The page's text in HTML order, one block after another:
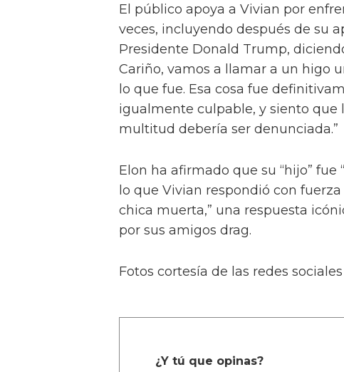
El público apoya a Vivian por
veces, incluyendo después de su
Presidente Donald Trump,
Cariño, vamos a llamar a un higo
lo que fue. Esa cosa fue
igualmente culpable, y siento que
multitud debería ser denunciada.”
Elon ha afirmado que su “hijo” fue
lo que Vivian respondió con
chica muerta,” una respuesta
por sus amigos drag.
Fotos cortesía de las redes sociales
¿Y tú que opinas?